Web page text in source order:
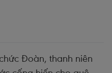
Đoàn, thanh niên